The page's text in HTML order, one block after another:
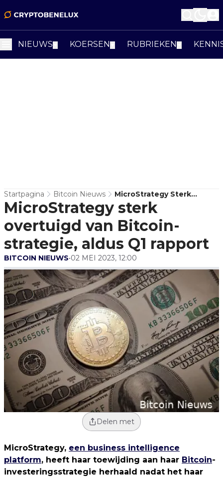
NIEUWS KOERSEN RUBRIEKEN
Startpagina Bitcoin Nieuws
MicroStrategy Sterk
Overtuigd Van Bitcoin-
Strategie, Aldus Q1
Rapport
MicroStrategy sterk
overtuigd van Bitcoin-
strategie, aldus Q1 rapport
BITCOIN NIEUWS•02 MEI 2023, 12:00
Delen met
MicroStrategy, een business intelligence
platform, heeft haar toewijding aan haar Bitcoin-
investeringsstrategie herhaald nadat het haar